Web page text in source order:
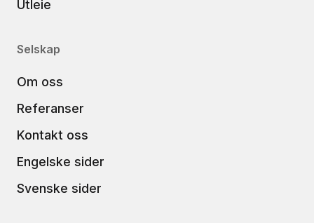
Utleie
Selskap
Om oss
Referanser
Kontakt oss
Engelske sider
Svenske sider